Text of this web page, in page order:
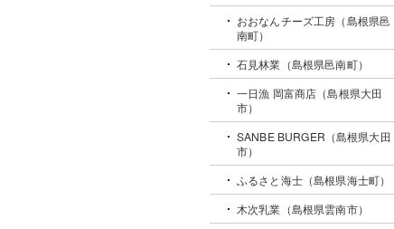
おおなんチーズ工房（島根県邑
南町）
石見林業（島根県邑南町）
一日漁 岡富商店（島根県大田
市）
SANBE BURGER（島根県大田
市）
ふるさと海士（島根県海士町）
木次乳業（島根県雲南市）